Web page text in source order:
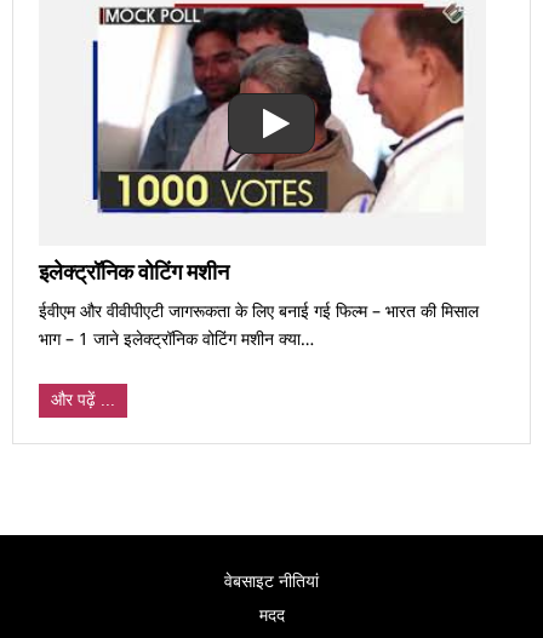
इलेक्ट्रॉनिक वोटिंग मशीन
ईवीएम और वीवीपीएटी जागरूकता के लिए बनाई गई फिल्म – भारत की मिसाल
भाग – 1 जाने इलेक्ट्रॉनिक वोटिंग मशीन क्या…
और पढ़ें ...
वेबसाइट नीतियां
मदद